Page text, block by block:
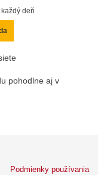
deň
pohodlne aj v
Podmienky používania